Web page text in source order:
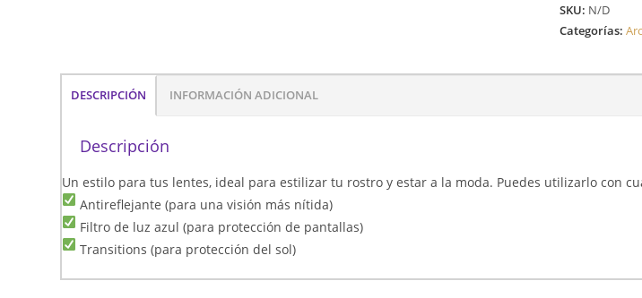
SKU: N/D
Categorías:
DESCRIPCIÓN INFORMACIÓN ADICIONAL
Descripción
Un estilo para tus lentes, ideal para estilizar tu rostro y estar a la moda. Puedes utilizarlo con
Antireflejante (para una visión más nítida)
Filtro de luz azul (para protección de pantallas)
Transitions (para protección del sol)